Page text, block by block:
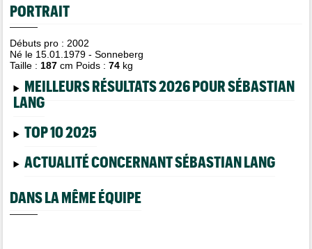
PORTRAIT
Débuts pro : 2002
Né le 15.01.1979 - Sonneberg
Taille : 187 cm Poids :74 kg
MEILLEURS RÉSULTATS 2026 POUR SÉBASTIAN
LANG
TOP 10 2025
ACTUALITÉ CONCERNANT SÉBASTIAN LANG
DANS LA MÊME ÉQUIPE